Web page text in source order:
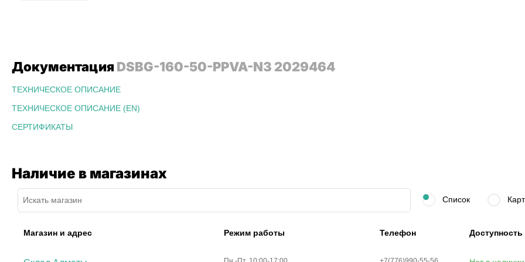
Документация DSBG-160-50-PPVA-N3 2029464
ТЕХНИЧЕСКОЕ ОПИСАНИЕ
ТЕХНИЧЕСКОЕ ОПИСАНИЕ (EN)
СЕРТИФИКАТЫ
Наличие в магазинах
Список
Магазин и адрес Режим работы Телефон Доступность